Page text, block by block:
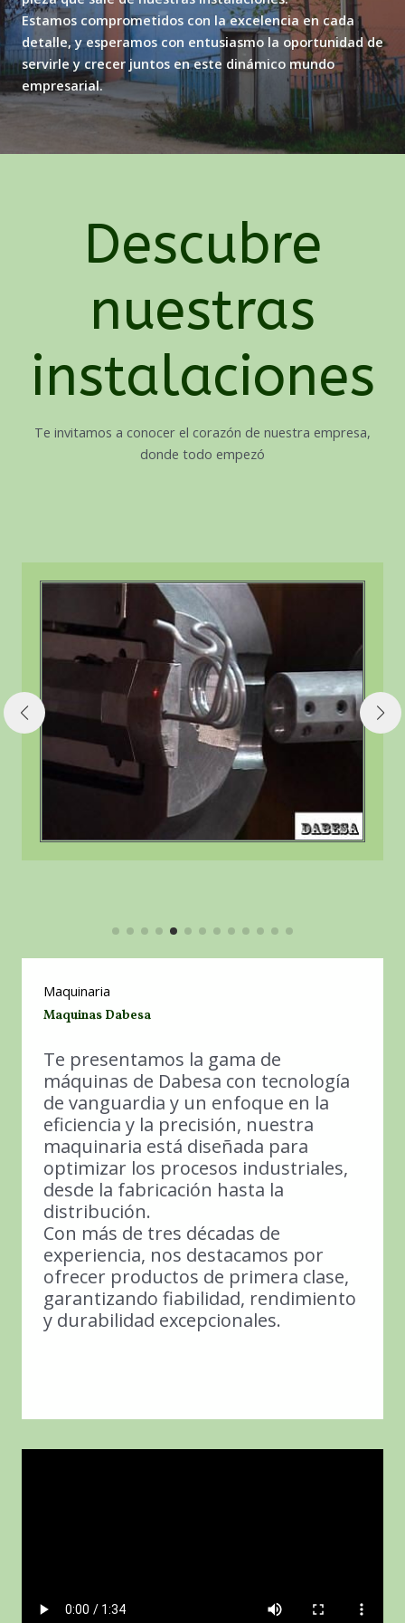
Estamos comprometidos con la excelencia en cada
detalle, y esperamos con entusiasmo la oportunidad de
servirle y crecer juntos en este dinámico mundo
empresarial.
Descubre
nuestras
instalaciones
Te invitamos a conocer el corazón de nuestra empresa,
donde todo empezó
Maquinaria
Maquinas Dabesa
Te presentamos la gama de
máquinas de Dabesa con tecnología
de vanguardia y un enfoque en la
eficiencia y la precisión, nuestra
maquinaria está diseñada para
optimizar los procesos industriales,
desde la fabricación hasta la
distribución.
Con más de tres décadas de
experiencia, nos destacamos por
ofrecer productos de primera clase,
garantizando fiabilidad, rendimiento
y durabilidad excepcionales.